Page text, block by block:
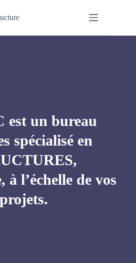
est un bureau
spécialisé en
à l’échelle de vos
projets.